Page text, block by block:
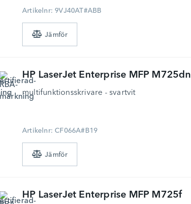
Artikelnr: 9VJ40AT#ABB
HP LaserJet Enterprise MFP M725dn
multifunktionsskrivare - svartvit
Artikelnr: CF066A#B19
HP LaserJet Enterprise MFP M725f